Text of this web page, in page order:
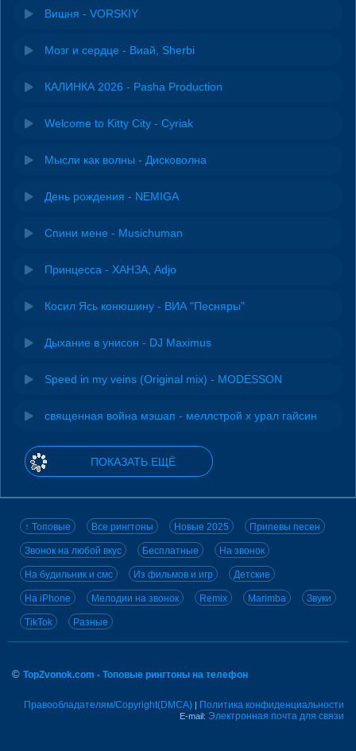
Вишня - VORSKIY
Мозг и сердце - Виай, Sherbi
КАЛИНКА 2026 - Pasha Production
Welcome to Kitty City - Cyriak
Мысли как волны - Дисковолна
День рождения - NEMIGA
Спини мене - Musichuman
Принцесса - ХАНЗА, Adjo
Косил Ясь конюшину - ВИА "Песняры"
Дыхание в унисон - DJ Maximus
Speed in my veins (Original mix) - MODESSON
священная война мэшап - меллстрой х урал гайсин
ПОКАЗАТЬ ЕЩЁ
↑ Топовые Все рингтоны Новые 2025 Припевы песен
Звонок на любой вкус Бесплатные На звонок
На будильник и смс Из фильмов и игр Детские
На iPhone Мелодии на звонок Remix Marimba Звуки
TikTok Разные
© TopZvonok.com - Топовые рингтоны на телефон
Правообладателям/Copyright(DMCA) | Политика конфиденциальности
E-mail: Электронная почта для связи